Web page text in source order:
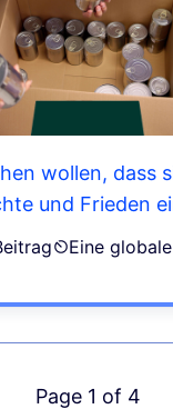
wollen, dass
und Frieden
Eine
Page 1 of 4